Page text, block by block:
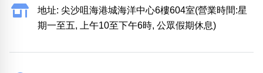
地址: 尖沙咀海港城海洋中心6樓604室(營業時間:星
期一至五, 上午10至下午6時, 公眾假期休息)